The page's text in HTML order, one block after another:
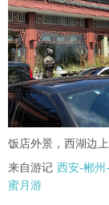
饭店外景，西湖边上
来自游记 西安-郴州
蜜月游